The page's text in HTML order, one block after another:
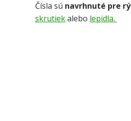
Čísla sú navrhnuté pre
skrutiekalebo lepidla.